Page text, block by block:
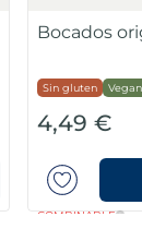
Bocados
Sin gluten
4,49 €
COMBINABLE